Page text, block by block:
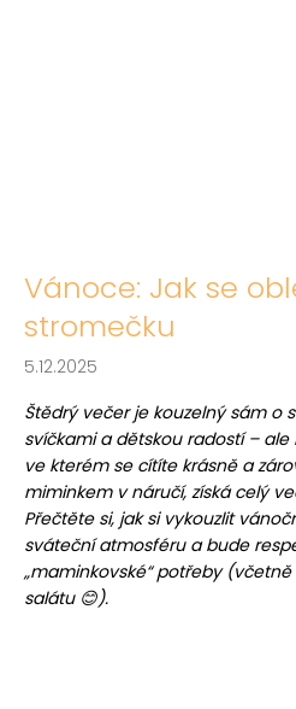
Vánoce: Jak se
stromečku
5.12.2025
Štědrý večer je kouzelný sám o
svíčkami a dětskou radostí –
ve kterém se cítíte krásně a
miminkem v náručí, získá celý
Přečtěte si, jak si vykouzlit
sváteční atmosféru a bude
„maminkovské“ potřeby
salátu 😊).